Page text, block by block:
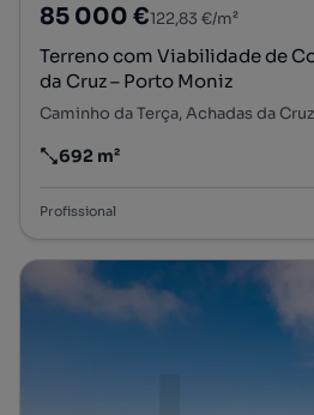
85 000 €122,83 €/m²
Terreno com Viabilidade de
da Cruz – Porto Moniz
Preço por metro quadrado
692 m²
Profissional